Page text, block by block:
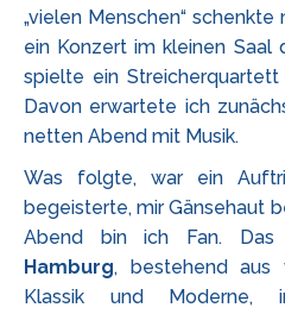
„vielen Menschen“
ein Konzert im kleinen Saal
spielte ein
Davon erwartete ich
netten Abend mit Musik.
Was folgte, war ein
begeisterte, mir Gänsehaut
Abend bin ich Fan. Das
Hamburg, bestehend aus
Klassik und